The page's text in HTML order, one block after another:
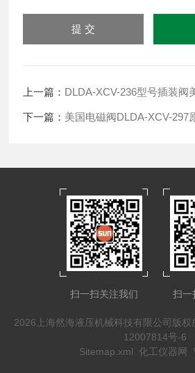
上一篇： DLDA-XCV-236型号插装阀
下一篇： 美国电磁阀DLDA-XCV-297
扫一扫关注我们 扫一
2026上海然海液压机械科技有限公司版
12007814号-6
Sitemap.xml 化工仪器网